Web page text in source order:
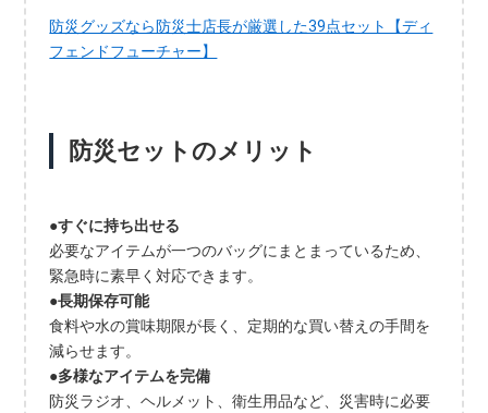
防災グッズなら防災士店長が厳選した39点セット【ディ
フェンドフューチャー】
防災セットのメリット
●すぐに持ち出せる
必要なアイテムが一つのバッグにまとまっているため、
緊急時に素早く対応できます。
●長期保存可能
食料や水の賞味期限が長く、定期的な買い替えの手間を
減らせます。
●多様なアイテムを完備
防災ラジオ、ヘルメット、衛生用品など、災害時に必要